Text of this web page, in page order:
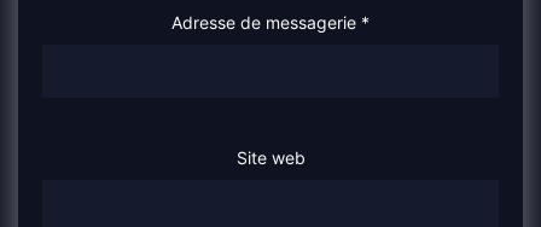
Adresse de messagerie *
Site web